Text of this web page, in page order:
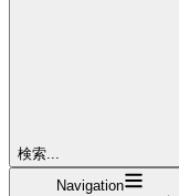
検索...
Navigation